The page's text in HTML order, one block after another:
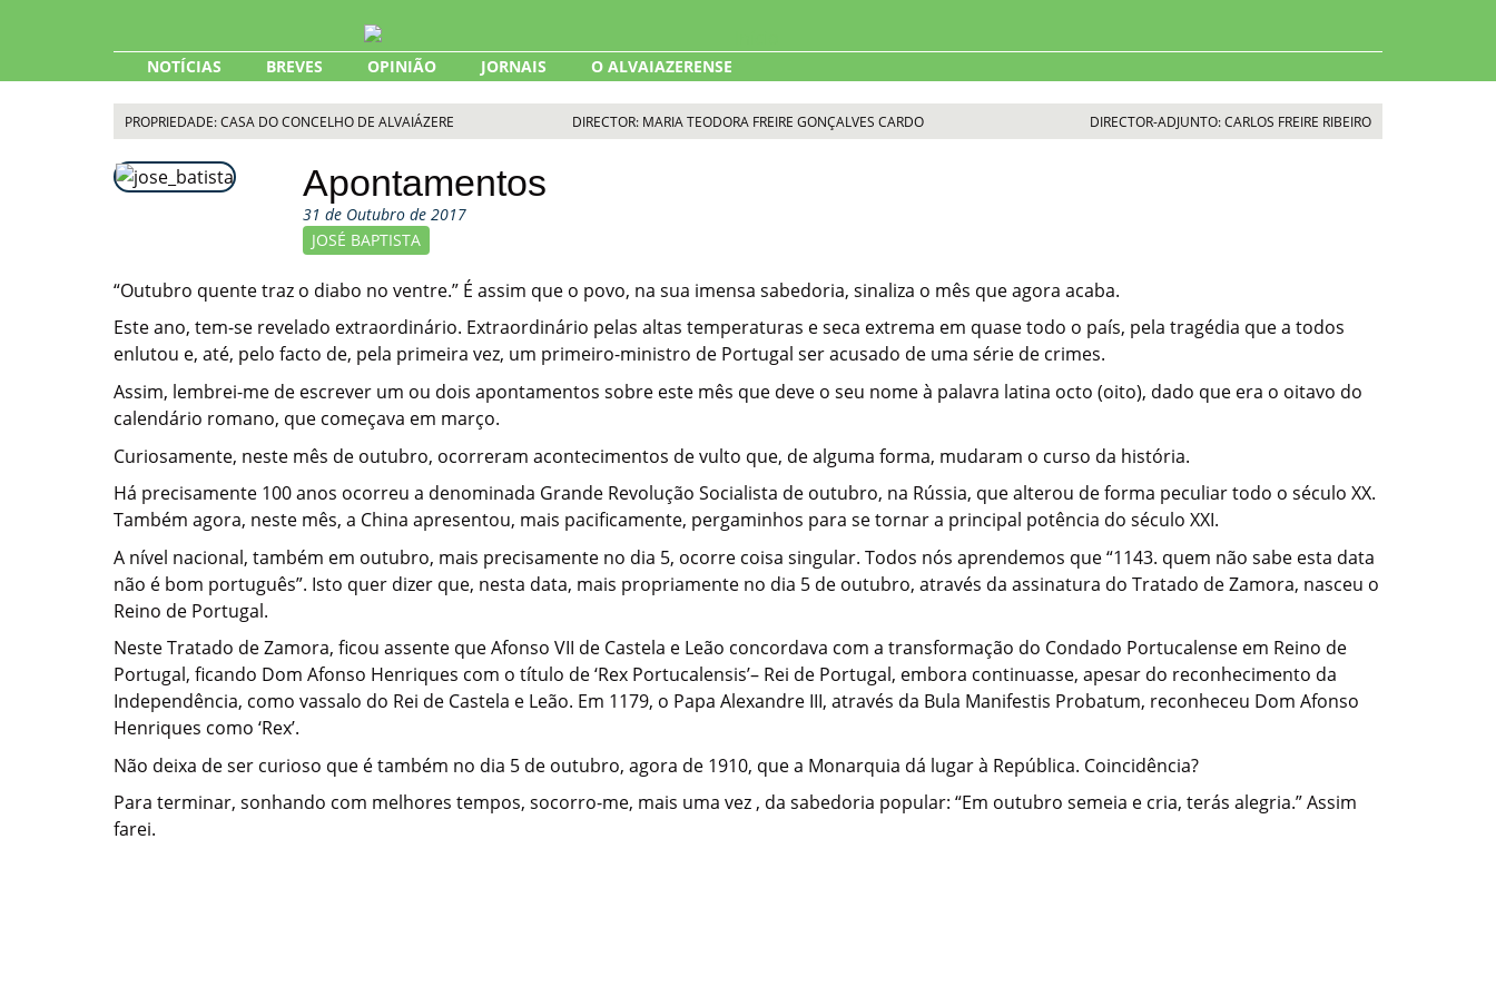
NOTÍCIAS BREVES OPINIÃO JORNAIS O ALVAIAZERENSE
PROPRIEDADE: CASA DO CONCELHO DE ALVAIÁZERE DIRECTOR: MARIA TEODORA FREIRE GONÇALVES CARDO DIRECTOR-ADJUNTO: CARLOS FREIRE RIBEIRO
Apontamentos
31 de Outubro de 2017
JOSÉ BAPTISTA
“Outubro quente traz o diabo no ventre.” É assim que o povo, na sua imensa sabedoria, sinaliza o mês que agora acaba.
Este ano, tem-se revelado extraordinário. Extraordinário pelas altas temperaturas e seca extrema em quase todo o país, pela tragédia que a todos
enlutou e, até, pelo facto de, pela primeira vez, um primeiro-ministro de Portugal ser acusado de uma série de crimes.
Assim, lembrei-me de escrever um ou dois apontamentos sobre este mês que deve o seu nome à palavra latina octo (oito), dado que era o oitavo do
calendário romano, que começava em março.
Curiosamente, neste mês de outubro, ocorreram acontecimentos de vulto que, de alguma forma, mudaram o curso da história.
Há precisamente 100 anos ocorreu a denominada Grande Revolução Socialista de outubro, na Rússia, que alterou de forma peculiar todo o século XX.
Também agora, neste mês, a China apresentou, mais pacificamente, pergaminhos para se tornar a principal potência do século XXI.
A nível nacional, também em outubro, mais precisamente no dia 5, ocorre coisa singular. Todos nós aprendemos que “1143. quem não sabe esta data
não é bom português”. Isto quer dizer que, nesta data, mais propriamente no dia 5 de outubro, através da assinatura do Tratado de Zamora, nasceu o
Reino de Portugal.
Neste Tratado de Zamora, ficou assente que Afonso VII de Castela e Leão concordava com a transformação do Condado Portucalense em Reino de
Portugal, ficando Dom Afonso Henriques com o título de ‘Rex Portucalensis’– Rei de Portugal, embora continuasse, apesar do reconhecimento da
Independência, como vassalo do Rei de Castela e Leão. Em 1179, o Papa Alexandre III, através da Bula Manifestis Probatum, reconheceu Dom Afonso
Henriques como ‘Rex’.
Não deixa de ser curioso que é também no dia 5 de outubro, agora de 1910, que a Monarquia dá lugar à República. Coincidência?
Para terminar, sonhando com melhores tempos, socorro-me, mais uma vez , da sabedoria popular: “Em outubro semeia e cria, terás alegria.” Assim
farei.